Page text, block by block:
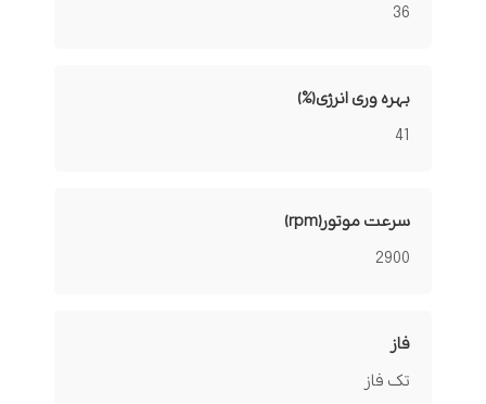
36
بهره وری انرژی(%)
41
سرعت موتور(rpm)
2900
فاز
تک فاز